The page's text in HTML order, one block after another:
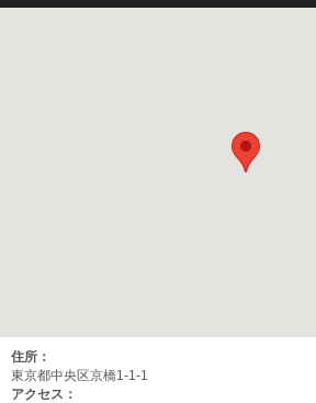
住所：
東京都中央区京橋1-1-1
アクセス：